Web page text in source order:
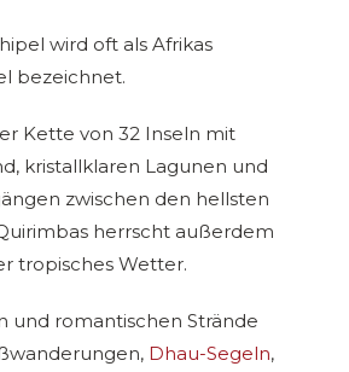
wird oft als Afrikas
bezeichnet.
Kette von 32 Inseln mit
kristallklaren Lagunen und
zwischen den hellsten
herrscht außerdem
tropisches Wetter.
und romantischen Strände
Dhau-Segeln,